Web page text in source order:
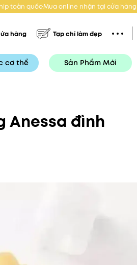
toàn quốcMua online nhận tại cửa hàng
hàng Tạp chí làm đẹp
cơ thể Sản Phẩm Mới
Anessa đình